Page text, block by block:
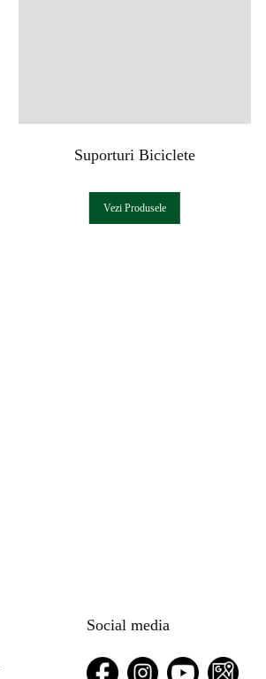
Suporturi Biciclete
Vezi Produsele
Social media